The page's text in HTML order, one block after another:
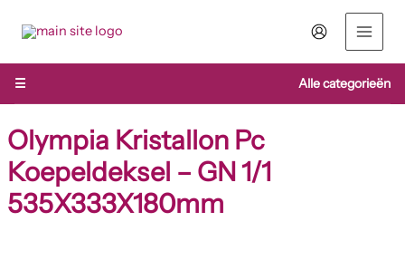
naar
inhoud
☰
Alle categorieën
Olympia Kristallon Pc
Koepeldeksel – GN 1/1
535X333X180mm